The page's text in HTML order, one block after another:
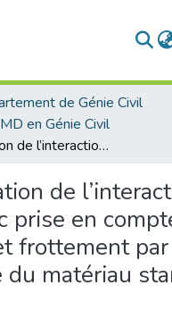
de Génie Civil
en Génie Civil
Modélisation de l’interaction sol-pieu avec prise en compte du contact et frottement par la méthode du matériau standard implicite
de
prise en
frottement
du matériau